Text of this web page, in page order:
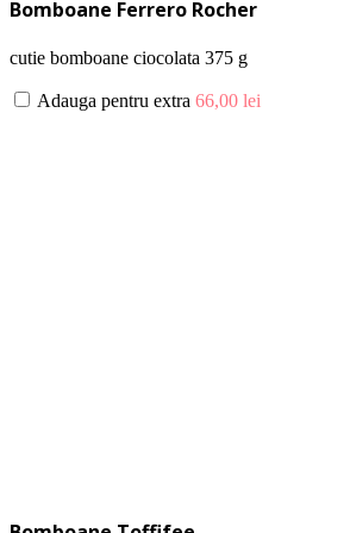
Bomboane Ferrero Rocher
cutie bomboane ciocolata 375 g
Adauga pentru extra 66,00 lei